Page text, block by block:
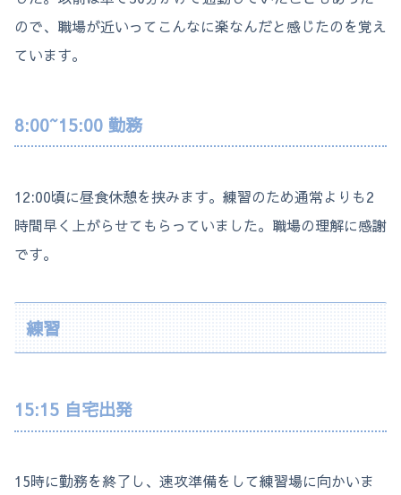
ので、職場が近いってこんなに楽なんだと感じたのを覚え
ています。
8:00~15:00 勤務
12:00頃に昼食休憩を挟みます。練習のため通常よりも2
時間早く上がらせてもらっていました。職場の理解に感謝
です。
練習
15:15 自宅出発
15時に勤務を終了し、速攻準備をして練習場に向かいま